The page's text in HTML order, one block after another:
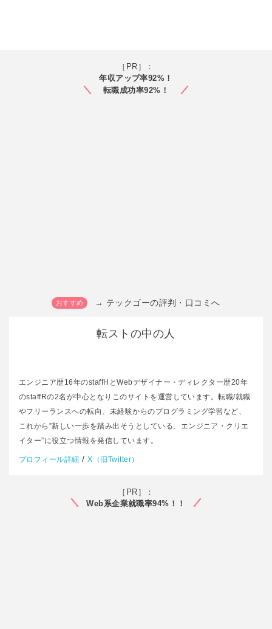
［PR］：
年収アップ率92%！
転職成功率92%！
→ テックゴーの評判・口コミへ
転ストの中の人
エンジニア歴16年のstaffHとWebデザイナー・ディレクター歴20年
のstaffRの2名が中心となりこのサイトを運営しています。転職/就職
やフリーランスへの転向、未経験からのプログラミング学習など、
これから”新しい一歩を踏み出そうとしている、エンジニア・クリエ
イター”に役立つ情報を発信しています。
プロフィール詳細 /X（旧Twitter）
［PR］：
Web系企業就職率94%！！